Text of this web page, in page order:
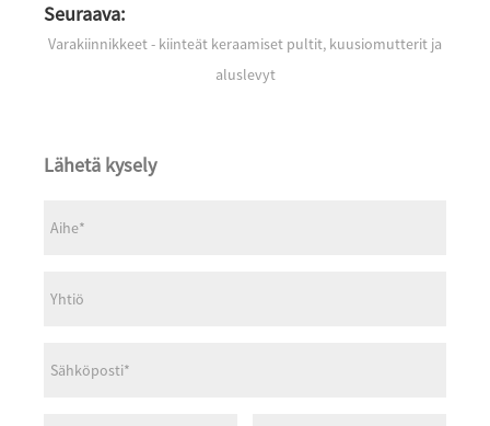
Seuraava:
Varakiinnikkeet - kiinteät keraamiset pultit, kuusiomutterit ja
aluslevyt
Lähetä kysely